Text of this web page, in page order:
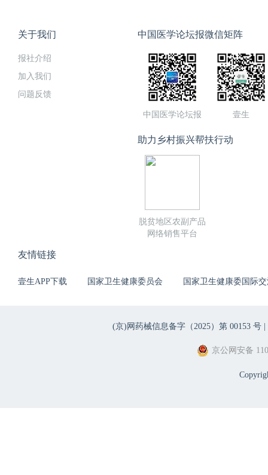
关于我们
报社介绍
加入我们
问题反馈
中国医学论坛报微信矩阵
中国医学论坛报 壹生
助力乡村振兴帮扶行动
脱贫地区农副产品
网络销售平台
友情链接
壹生APP下载 国家卫生健康委员会 国家卫生健康委国际
(京)网药械信息备字（2025）第 00153 号 |
京公网安备